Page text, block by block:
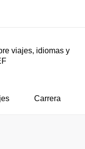
viajes, idiomas y
Carrera